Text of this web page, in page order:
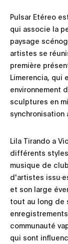
Pulsar Etéreo
qui associe la
paysage
artistes se
première
Limerencia, qui
environnement
sculptures en
synchronisation
Lila Tirando a
différents
musique de
d'artistes
et son large
tout au long de
communauté
qui sont